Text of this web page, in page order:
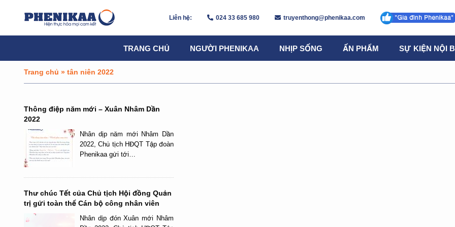
Liên hệ: 024 33 685 980 truyenthong@phenikaa.com
TRANG CHỦ NGƯỜI PHENIKAA NHỊP SỐNG ẤN PHẨM SỰ KIỆN NỘI
Trang chủ » tân niên 2022
Thông điệp năm mới – Xuân Nhâm Dần
2022
Nhân dịp năm mới Nhâm Dần
2022, Chủ tịch HĐQT Tập đoàn
Phenikaa gửi tới…
Thư chúc Tết của Chủ tịch Hội đồng Quản
trị gửi toàn thể Cán bộ công nhân viên
Nhân dịp đón Xuân mới Nhâm